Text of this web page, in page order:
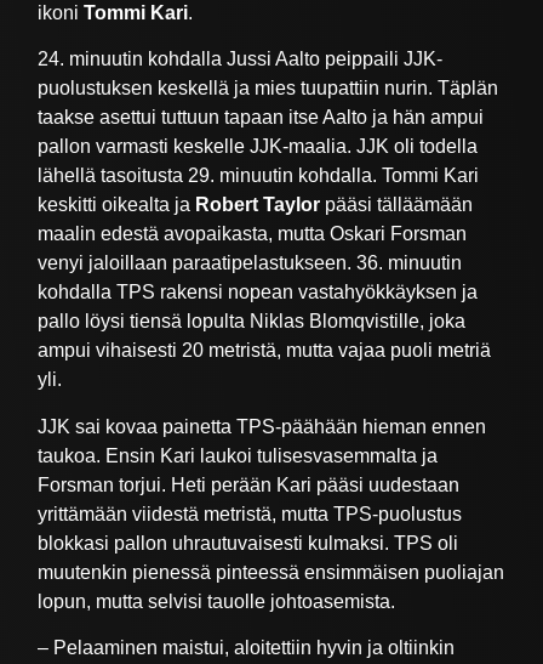
ikoniTommi Kari.
24. minuutin kohdalla Jussi Aalto peippaili JJK-
puolustuksen keskellä ja mies tuupattiin nurin. Täplän
taakse asettui tuttuun tapaan itse Aalto ja hän ampui
pallon varmasti keskelle JJK-maalia. JJK oli todella
lähellä tasoitusta 29. minuutin kohdalla. Tommi Kari
keskitti oikealta ja Robert Taylor pääsi tälläämään
maalin edestä avopaikasta, mutta Oskari Forsman
venyi jaloillaan paraatipelastukseen. 36. minuutin
kohdalla TPS rakensi nopean vastahyökkäyksen ja
pallo löysi tiensä lopulta Niklas Blomqvistille, joka
ampui vihaisesti 20 metristä, mutta vajaa puoli metriä
yli.
JJK sai kovaa painetta TPS-päähään hieman ennen
taukoa. Ensin Kari laukoi tulisesvasemmalta ja
Forsman torjui. Heti perään Kari pääsi uudestaan
yrittämään viidestä metristä, mutta TPS-puolustus
blokkasi pallon uhrautuvaisesti kulmaksi. TPS oli
muutenkin pienessä pinteessä ensimmäisen puoliajan
lopun, mutta selvisi tauolle johtoasemista.
– Pelaaminen maistui, aloitettiin hyvin ja oltiinkin